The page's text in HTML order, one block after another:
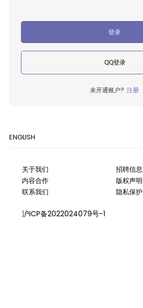
登录
QQ登录
未开通账户? 注册
ENGLISH
关于我们
内容合作
联系我们
招聘信息
版权声明
隐私保护
沪ICP备2022024079号-1